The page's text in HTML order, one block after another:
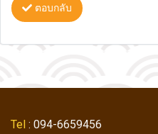
ตอบกลับ
Tel : 094-6659456